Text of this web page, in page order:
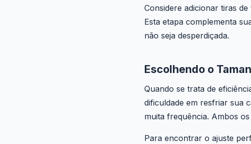
Considere adicionar tiras
Esta etapa complementa
não seja desperdiçada.
Escolhendo o
Quando se trata de
dificuldade em resfriar sua
muita frequência. Ambos
Para encontrar o ajuste